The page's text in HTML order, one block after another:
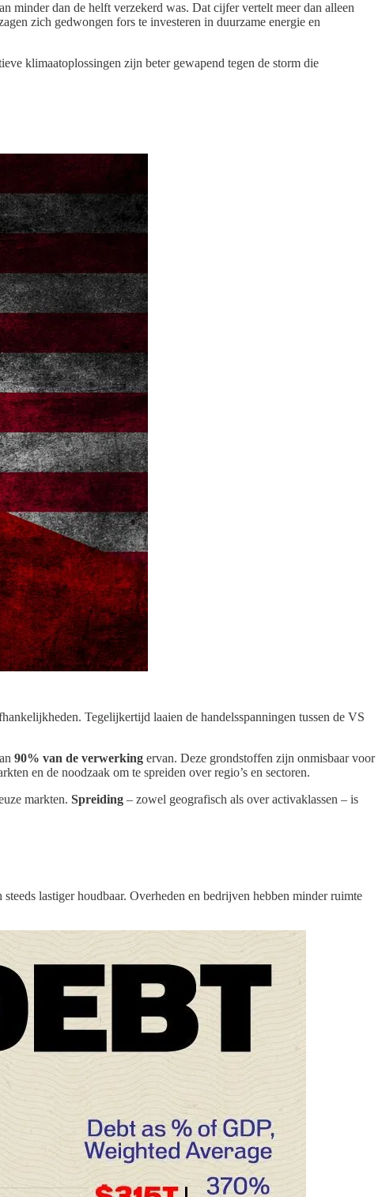
minder dan de helft verzekerd was. Dat cijfer vertelt meer dan alleen
zich gedwongen fors te investeren in duurzame energie en
klimaatoplossingen zijn beter gewapend tegen de storm die
Tegelijkertijd laaien de handelsspanningen tussen de VS
90% van de verwerking ervan. Deze grondstoffen zijn onmisbaar voor
en de noodzaak om te spreiden over regio’s en sectoren.
markten. Spreiding – zowel geografisch als over activaklassen – is
lastiger houdbaar. Overheden en bedrijven hebben minder ruimte